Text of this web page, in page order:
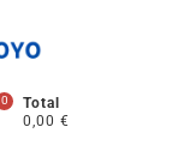
0
Total
0,00 €